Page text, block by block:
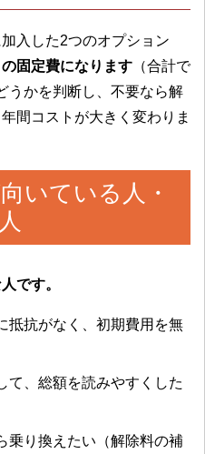
入した2つのオプション
固定費になります （合計で
うかを判断し、不要なら解
間コストが大きく変わりま
いている人・
です。
抵抗がなく、初期費用を無
て、総額を読みやすくした
乗り換えたい（解除料の補